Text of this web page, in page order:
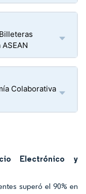
Colaborativa
Electrónico y
superó el 90% en